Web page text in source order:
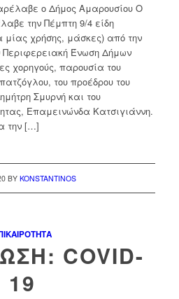
ο Δήμος Αμαρουσίου Ο
την Πέμπτη 9/4 είδη
μίας χρήσης, μάσκες) από την
Περιφερειακή Ένωση Δήμων
χορηγούς, παρουσία του
του προέδρου του
Σμυρνή και του
Επαμεινώνδα Κατσιγιάννη.
την […]
BYKONSTANTINOS
COVID-
19